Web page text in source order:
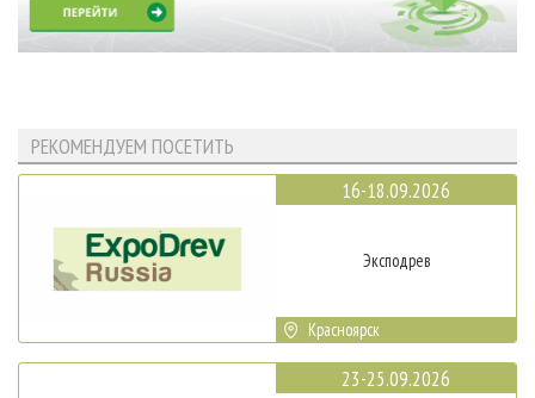
РЕКОМЕНДУЕМ ПОСЕТИТЬ
16-18.09.2026
Эксподрев
Красноярск
23-25.09.2026